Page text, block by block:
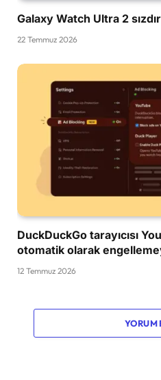
Galaxy Watch Ultra 2
22 Temmuz 2026
DuckDuckGo tarayıcısı
otomatik olarak
12 Temmuz 2026
YORUM